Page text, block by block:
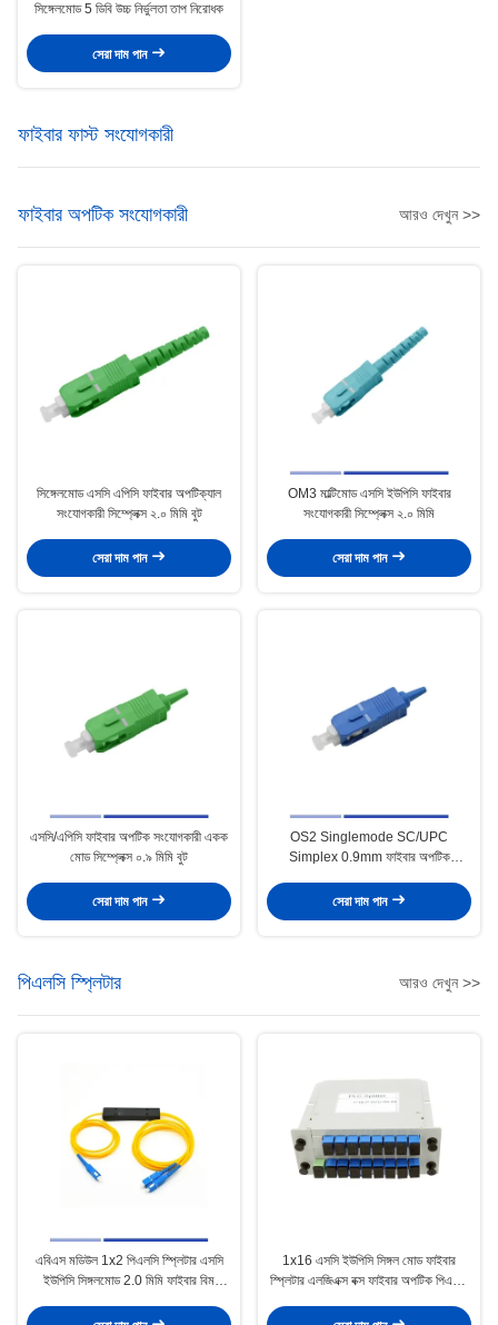
সিঙ্গেলমোড 5 ডিবি উচ্চ নির্ভুলতা তাপ নিরোধক
সেরা দাম পান
ফাইবার ফাস্ট সংযোগকারী
ফাইবার অপটিক সংযোগকারী আরও দেখুন >>
সিঙ্গেলমোড এসসি এপিসি ফাইবার অপটিক্যাল
সংযোগকারী সিম্প্লেক্স ২.০ মিমি বুট
সেরা দাম পান
OM3 মাল্টিমোড এসসি ইউপিসি ফাইবার
সংযোগকারী সিম্প্লেক্স ২.০ মিমি
সেরা দাম পান
এসসি/এপিসি ফাইবার অপটিক সংযোগকারী একক
মোড সিম্প্লেক্স ০.৯ মিমি বুট
সেরা দাম পান
OS2 Singlemode SC/UPC
Simplex 0.9mm ফাইবার অপটিক
সেরা দাম পান
পিএলসি স্প্লিটার আরও দেখুন >>
এবিএস মডিউল 1x2 পিএলসি স্প্লিটার এসসি
ইউপিসি সিঙ্গলমোড 2.0 মিমি ফাইবার বিম
1x16 এসসি ইউপিসি সিঙ্গল মোড ফাইবার
স্প্লিটার এলজিএক্স বক্স ফাইবার অপটিক পিএলসি